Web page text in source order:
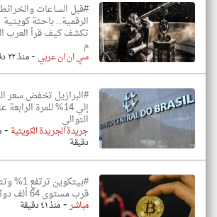
#قبل الساعات
الرقمية.. باحثة كويتية
تكشف كيف قرأ العرب
م
سي ان ان عربي -منذ ٢٢ دقيقة
#البرازيل تخفض سعر
إلي 14% للمرة
التوالي
جريدة الجريدة الكويتية -
دقيقة
#بيتكوين
قرب مستوى 64 ألف دولار
مباشر-منذ ٤١ دقيقة